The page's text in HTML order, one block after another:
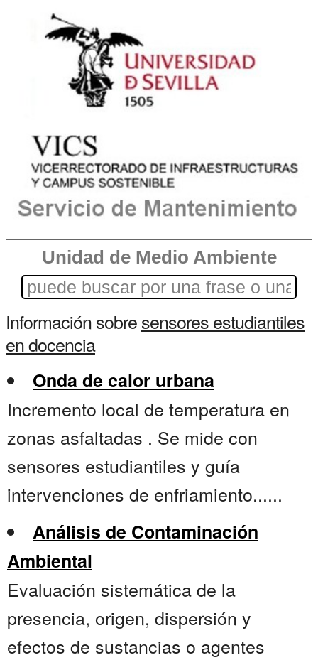
Unidad de Medio Ambiente
Información sobresensores estudiantiles
en docencia
Onda de calor urbana
Incremento local de temperatura en
zonas asfaltadas . Se mide con
sensores estudiantiles y guía
intervenciones de enfriamiento......
Análisis de Contaminación
Ambiental
Evaluación sistemática de la
presencia, origen, dispersión y
efectos de sustancias o agentes